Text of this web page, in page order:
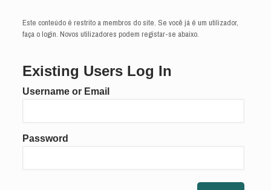
Este conteúdo é restrito a membros do site. Se você já é um utilizador,
faça o login. Novos utilizadores podem registar-se abaixo.
Existing Users Log In
Username or Email
Password